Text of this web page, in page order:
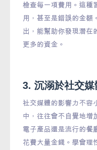
檢查每一項費用。這種
用，甚至是錯誤的金額
出，能幫助你發現潛在
更多的資金。
3. 沉溺於社交媒
社交媒體的影響力不容
中，往往會不自覺地增
電子產品還是流行的餐
花費大量金錢。學會理